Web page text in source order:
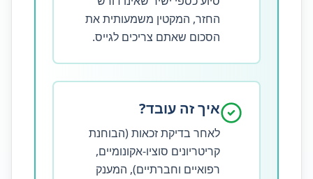
החזר, המקטין משמעותית את
הסכום שאתם צריכים לגייס.
איך זה עובד?
לאחר בדיקת זכאות (הבוחנת
קריטריונים סוציו-אקונומיים,
רפואיים וחברתיים), המענק